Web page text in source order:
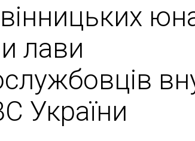
лави
України